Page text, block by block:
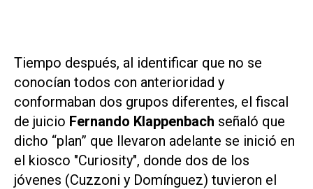
Tiempo después, al identificar que no se
conocían todos con anterioridad y
conformaban dos grupos diferentes, el fiscal
de juicio Fernando Klappenbach señaló que
dicho “plan” que llevaron adelante se inició en
el kiosco "Curiosity", donde dos de los
jóvenes (Cuzzoni y Domínguez) tuvieron el